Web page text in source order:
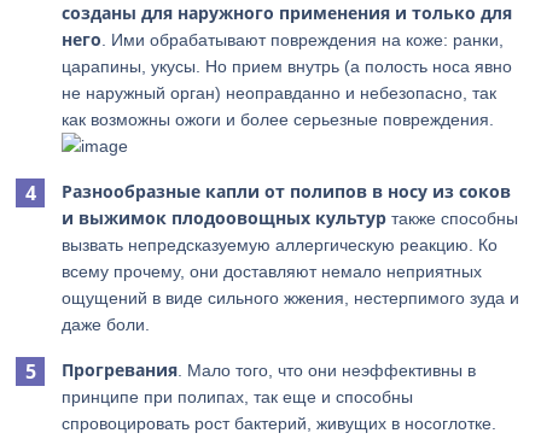
созданы для наружного применения и только для
него . Ими обрабатывают повреждения на коже: ранки,
царапины, укусы. Но прием внутрь (а полость носа явно
не наружный орган) неоправданно и небезопасно, так
как возможны ожоги и более серьезные повреждения.
Разнообразные капли от полипов в носу из соков
и выжимок плодоовощных культур также способны
вызвать непредсказуемую аллергическую реакцию. Ко
всему прочему, они доставляют немало неприятных
ощущений в виде сильного жжения, нестерпимого зуда и
даже боли.
Прогревания . Мало того, что они неэффективны в
принципе при полипах, так еще и способны
спровоцировать рост бактерий, живущих в носоглотке.